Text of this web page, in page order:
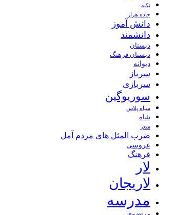
تکیه
جاده هراز
دانش آموز
دانشمند
دبستان
دبستان فرهنگ
دیوانه
سرباز
سربازی
سوریوگین
سیاه پلاس
شاه
شعر
ضرب المثل های مردم آمل
عروسی
فرهنگ
لار
لاریجان
مدرسه